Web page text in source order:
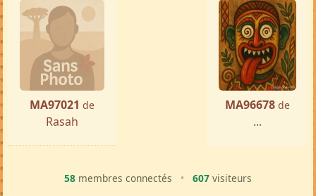
MA97021 de
Rasah
MA96678 de
...
58 membres connectés • 607 visiteurs